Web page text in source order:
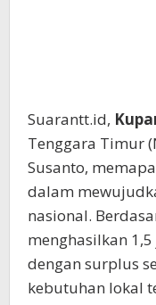
Suarantt.id,
Tenggara Timur
Susanto,
dalam
nasional.
menghasilkan
dengan surplus
kebutuhan lokal